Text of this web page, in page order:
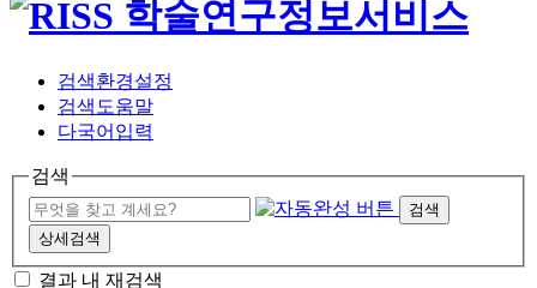
검색환경설정
검색도움말
다국어입력
검색
검색
상세검색
결과 내 재검색